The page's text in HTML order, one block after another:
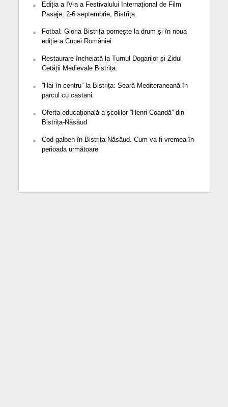
Ediția a IV-a a Festivalului Internațional de Film
Pasaje: 2-6 septembrie, Bistrița
Fotbal: Gloria Bistrița pornește la drum și în noua
ediție a Cupei României
Restaurare încheiată la Turnul Dogarilor și Zidul
Cetății Medievale Bistrița
”Hai în centru” la Bistrița: Seară Mediteraneană în
parcul cu castani
Oferta educațională a școlilor ”Henri Coandă” din
Bistrița-Năsăud
Cod galben în Bistrița-Năsăud. Cum va fi vremea în
perioada următoare